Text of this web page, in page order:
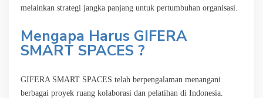
melainkan strategi jangka panjang untuk pertumbuhan organisasi.
Mengapa Harus GIFERA
SMART SPACES ?
GIFERA SMART SPACES telah berpengalaman menangani
berbagai proyek ruang kolaborasi dan pelatihan di Indonesia.